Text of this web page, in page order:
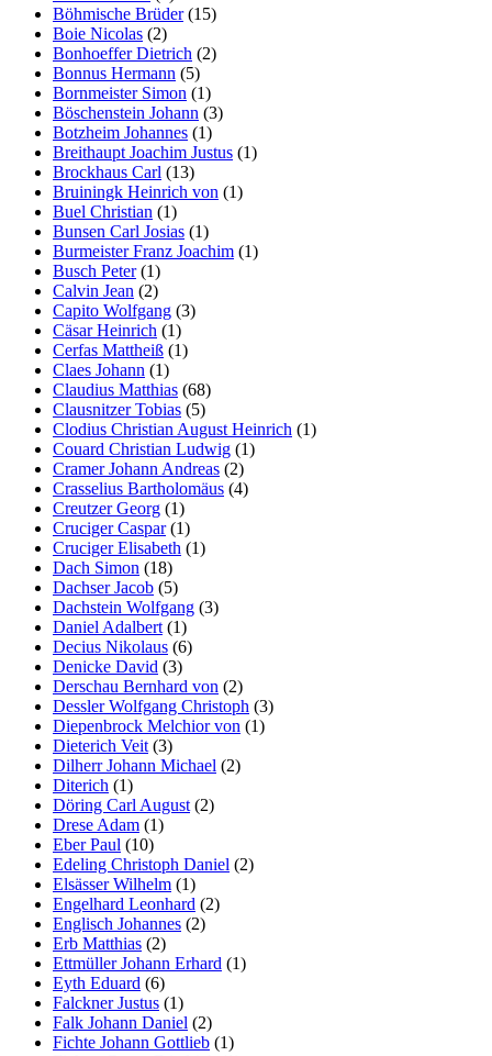
Böhmische Brüder(15)
Boie Nicolas (2)
Bonhoeffer Dietrich (2)
Bonnus Hermann (5)
Bornmeister Simon (1)
Böschenstein Johann (3)
Botzheim Johannes (1)
Breithaupt Joachim Justus (1)
Brockhaus Carl (13)
Bruiningk Heinrich von (1)
Buel Christian (1)
Bunsen Carl Josias (1)
Burmeister Franz Joachim (1)
Busch Peter(1)
Calvin Jean (2)
Capito Wolfgang (3)
Cäsar Heinrich (1)
Cerfas Mattheiß (1)
Claes Johann (1)
Claudius Matthias (68)
Clausnitzer Tobias (5)
Clodius Christian August Heinrich (1)
Couard Christian Ludwig (1)
Cramer Johann Andreas (2)
Crasselius Bartholomäus (4)
Creutzer Georg (1)
Cruciger Caspar(1)
Cruciger Elisabeth (1)
Dach Simon (18)
Dachser Jacob (5)
Dachstein Wolfgang (3)
Daniel Adalbert (1)
Decius Nikolaus (6)
Denicke David (3)
Derschau Bernhard von (2)
Dessler Wolfgang Christoph (3)
Diepenbrock Melchior von (1)
Dieterich Veit (3)
Dilherr Johann Michael (2)
Diterich (1)
Döring Carl August (2)
Drese Adam (1)
Eber Paul (10)
Edeling Christoph Daniel (2)
Elsässer Wilhelm (1)
Engelhard Leonhard (2)
Englisch Johannes (2)
Erb Matthias (2)
Ettmüller Johann Erhard (1)
Eyth Eduard (6)
Falckner Justus (1)
Falk Johann Daniel (2)
Fichte Johann Gottlieb (1)